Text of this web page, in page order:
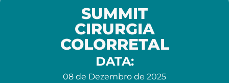
SUMMIT
CIRURGIA
COLORRETAL
DATA:
08 de Dezembro de 2025